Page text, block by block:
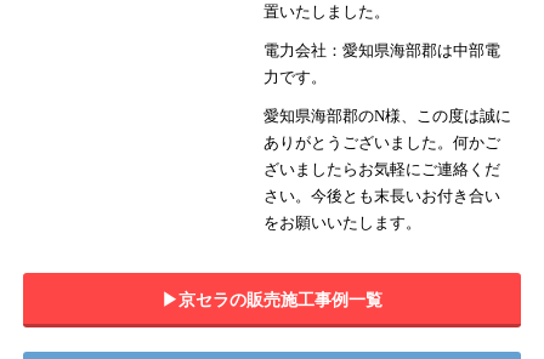
置いたしました。
電力会社：愛知県海部郡は中部電
力です。
愛知県海部郡のN様、この度は誠に
ありがとうございました。何かご
ざいましたらお気軽にご連絡くだ
さい。今後とも末長いお付き合い
をお願いいたします。
▶︎京セラの販売施工事例一覧